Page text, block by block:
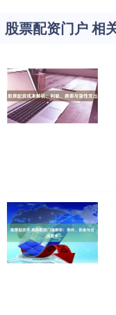
股票配资门户 相